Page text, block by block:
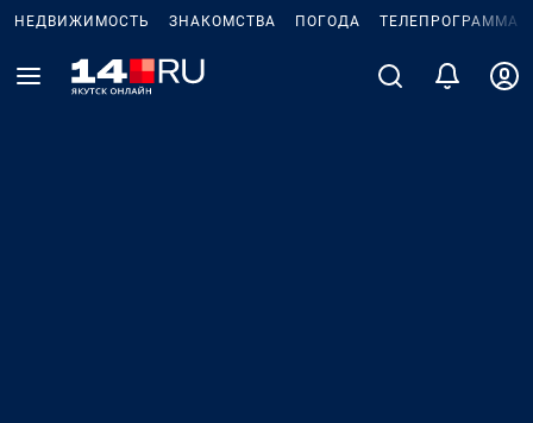
НЕДВИЖИМОСТЬ ЗНАКОМСТВА ПОГОДА ТЕЛЕПРОГРАММА